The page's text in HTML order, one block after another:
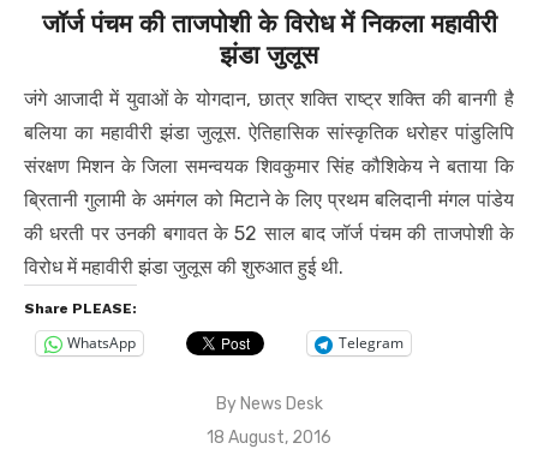
जॉर्ज पंचम की ताजपोशी के विरोध में निकला महावीरी
झंडा जुलूस
जंगे आजादी में युवाओं के योगदान, छात्र शक्ति राष्ट्र शक्ति की बानगी है
बलिया का महावीरी झंडा जुलूस. ऐतिहासिक सांस्कृतिक धरोहर पांडुलिपि
संरक्षण मिशन के जिला समन्वयक शिवकुमार सिंह कौशिकेय ने बताया कि
ब्रितानी गुलामी के अमंगल को मिटाने के लिए प्रथम बलिदानी मंगल पांडेय
की धरती पर उनकी बगावत के 52 साल बाद जॉर्ज पंचम की ताजपोशी के
विरोध में महावीरी झंडा जुलूस की शुरुआत हुई थी.
Share PLEASE:
WhatsApp Telegram
By News Desk
Posted
18 August, 2016